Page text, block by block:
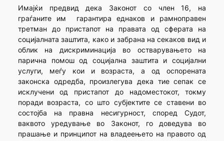
Имајќи предвид дека Законот со член 16, на
граѓаните им гарантира еднаков и рамноправен
третман до пристапот на правата од сферата на
социјалната заштита, како и забрана на секаков вид и
облик на дискриминација во остварувањето на
парична помош од социјална заштита и социјални
услуги, меѓу кои и возраста, а од оспорената
законска одредба, произлегува дека тие сепак се
исклучени од пристапот до надоместокот, токму
поради возраста, со што субјектите се ставени во
состојба на правна несигурност, според Судот,
ваквото уредување во Законот, го доведува во
прашање и принципот на владеењето на правото од